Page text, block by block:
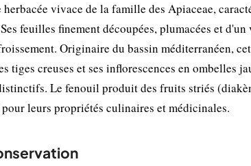
vivace de la famille des Apiaceae,
feuilles finement découpées, plumacées et
Originaire du bassin méditerranéen,
tiges creuses et ses inflorescences en ombelles
Le fenouil produit des fruits striés
leurs propriétés culinaires et médicinales.